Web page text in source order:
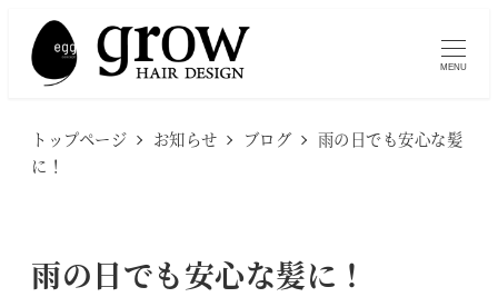
MENU
トップページ お知らせ ブログ
雨の日でも安心な髪
に！
雨の日でも安心な髪に！